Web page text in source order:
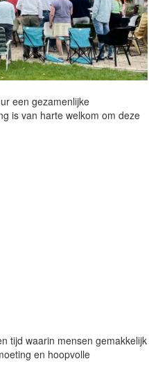
een gezamenlijke
is van harte welkom om deze
tijd waarin mensen gemakkelijk
en hoopvolle